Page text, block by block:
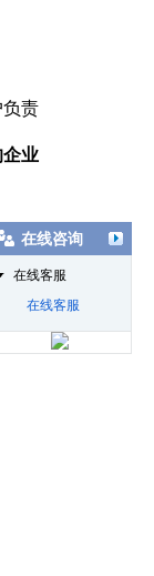
责
业
在线咨询
在线客服
在线客服